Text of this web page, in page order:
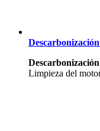
Descarbonización
Descarbonización
Limpieza del